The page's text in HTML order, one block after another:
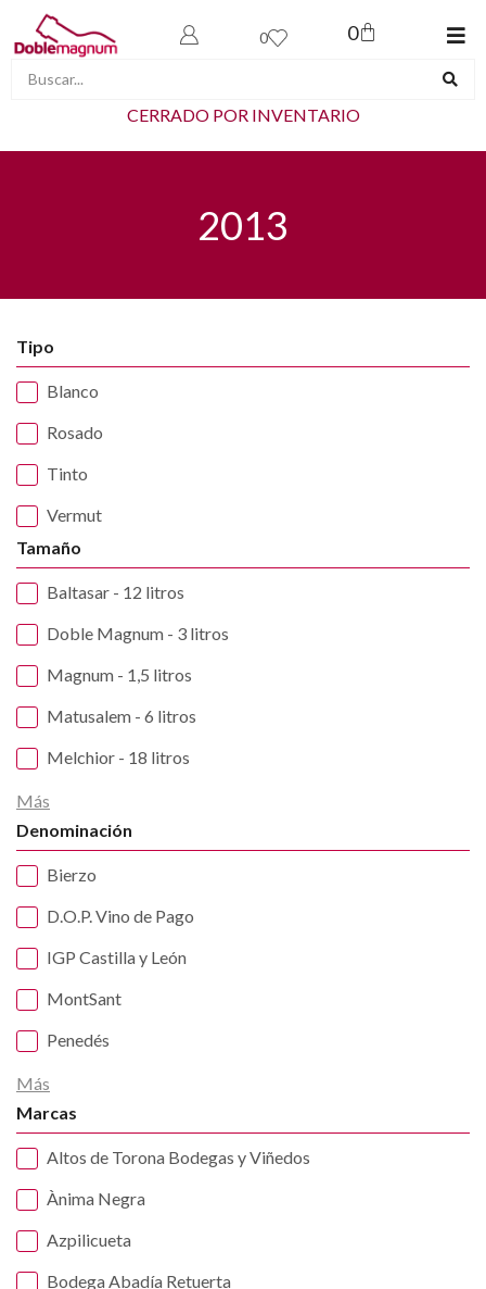
0 0
CERRADO POR INVENTARIO
2013
Tipo
Blanco
Rosado
Tinto
Vermut
Tamaño
Baltasar - 12 litros
Doble Magnum - 3 litros
Magnum - 1,5 litros
Matusalem - 6 litros
Melchior - 18 litros
Más
Denominación
Bierzo
D.O.P. Vino de Pago
IGP Castilla y León
MontSant
Penedés
Más
Marcas
Altos de Torona Bodegas y Viñedos
Ànima Negra
Azpilicueta
Bodega Abadía Retuerta